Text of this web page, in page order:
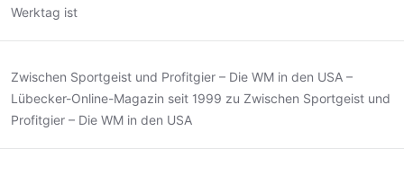
Werktag ist
Zwischen Sportgeist und Profitgier – Die WM in den USA –
Lübecker-Online-Magazin seit 1999 zu Zwischen Sportgeist und
Profitgier – Die WM in den USA